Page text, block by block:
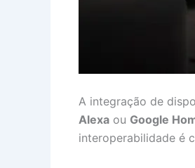
A integração de
Alexa ou Google
interoperabilidade é